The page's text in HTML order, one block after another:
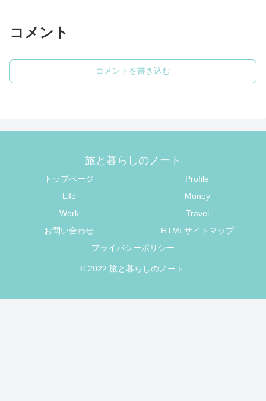
コメント
コメントを書き込む
旅と暮らしのノート
トップページ
Profile
Life
Money
Work
Travel
お問い合わせ
HTMLサイトマップ
プライバシーポリシー
© 2022 旅と暮らしのノート.